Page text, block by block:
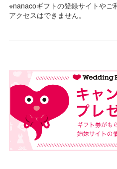
※nanacoギフトの登録サイトやご
アクセスはできません。